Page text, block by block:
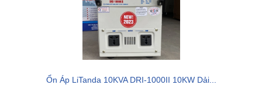
Ổn Áp LiTanda 10KVA DRI-1000II 10KW Dải...